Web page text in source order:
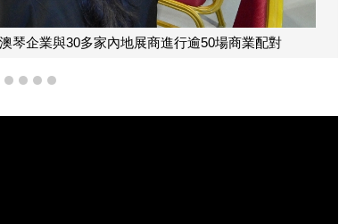
琴企業與30多家內地展商進行逾50場商業配對
6 7 8 9